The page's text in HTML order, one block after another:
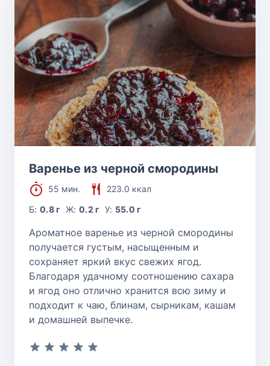
Варенье из черной смородины
55 мин.
223.0 ккал
Б:0.8 г Ж: 0.2 г У: 55.0 г
Ароматное варенье из черной смородины
получается густым, насыщенным и
сохраняет яркий вкус свежих ягод.
Благодаря удачному соотношению сахара
и ягод оно отлично хранится всю зиму и
подходит к чаю, блинам, сырникам, кашам
и домашней выпечке.